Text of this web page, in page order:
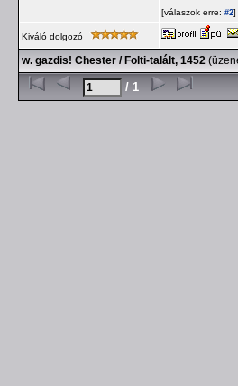
[válaszok erre: #2]
Kiváló dolgozó
w. gazdis! Chester / Folti-talált, 1452
/ 1